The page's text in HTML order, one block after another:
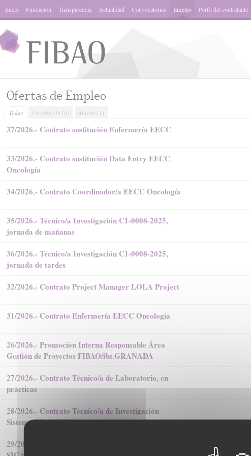
Inicio Fundación Transparencia Actualidad Convocatorias Empleo Perfil del contratante
Ofertas de Empleo
Todas Cerrada (1410) Abierta (1)
37/2026.- Contrato sustitución Enfermería EECC
33/2026.- Contrato sustitución Data Entry EECC
Oncología
34/2026.- Contrato Coordinador/a EECC Oncología
35/2026.- Técnico/a Investigación C1-0008-2025,
jornada de mañanas
36/2026.- Técnico/a Investigación C1-0008-2025,
jornada de tardes
32/2026.- Contrato Project Manager LOLA Project
31/2026.- Contrato Enfermería EECC Oncología
26/2026.- Promoción Interna Responsable Área
Gestión de Proyectos FIBAO/ibs.GRANADA
27/2026.- Contrato Técnico/a de Laboratorio, en
prácticas
28/2026.- Contrato Técnico/a de Investigación
Sistemas de Calidad
29/2026.- Contrato Técnico/a Especialista Proyecto